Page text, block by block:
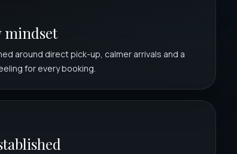
mindset
around direct pick-up, calmer arrivals and a
for every booking.